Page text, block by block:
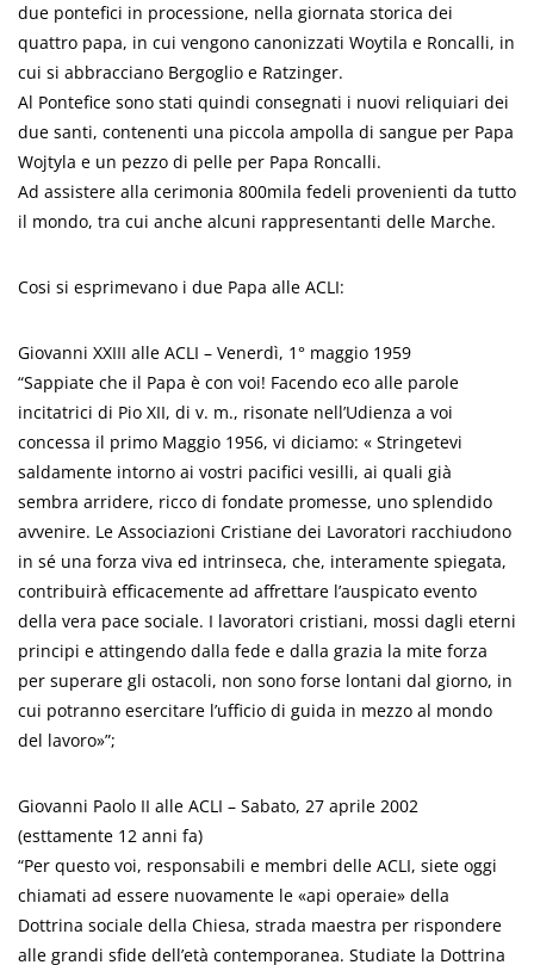
due pontefici in processione, nella giornata storica dei
quattro papa, in cui vengono canonizzati Woytila e Roncalli, in
cui si abbracciano Bergoglio e Ratzinger.
Al Pontefice sono stati quindi consegnati i nuovi reliquiari dei
due santi, contenenti una piccola ampolla di sangue per Papa
Wojtyla e un pezzo di pelle per Papa Roncalli.
Ad assistere alla cerimonia 800mila fedeli provenienti da tutto
il mondo, tra cui anche alcuni rappresentanti delle Marche.
Cosi si esprimevano i due Papa alle ACLI:
Giovanni XXIII alle ACLI – Venerdì, 1° maggio 1959
“Sappiate che il Papa è con voi! Facendo eco alle parole
incitatrici di Pio XII, di v. m., risonate nell’Udienza a voi
concessa il primo Maggio 1956, vi diciamo: « Stringetevi
saldamente intorno ai vostri pacifici vesilli, ai quali già
sembra arridere, ricco di fondate promesse, uno splendido
avvenire. Le Associazioni Cristiane dei Lavoratori racchiudono
in sé una forza viva ed intrinseca, che, interamente spiegata,
contribuirà efficacemente ad affrettare l’auspicato evento
della vera pace sociale. I lavoratori cristiani, mossi dagli eterni
principi e attingendo dalla fede e dalla grazia la mite forza
per superare gli ostacoli, non sono forse lontani dal giorno, in
cui potranno esercitare l’ufficio di guida in mezzo al mondo
del lavoro»”;
Giovanni Paolo II alle ACLI – Sabato, 27 aprile 2002
(esttamente 12 anni fa)
“Per questo voi, responsabili e membri delle ACLI, siete oggi
chiamati ad essere nuovamente le «api operaie» della
Dottrina sociale della Chiesa, strada maestra per rispondere
alle grandi sfide dell’età contemporanea. Studiate la Dottrina